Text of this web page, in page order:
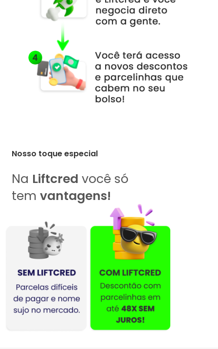
Nosso toque especial
Na Liftcred você só
tem vantagens!